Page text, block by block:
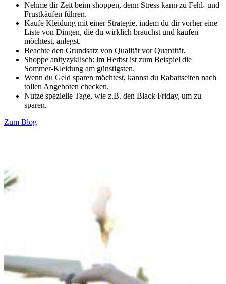
Nehme dir Zeit beim shoppen, denn Stress kann zu Fehl- und
Frustkäufen führen.
Kaufe Kleidung mit einer Strategie, indem du dir vorher eine
Liste von Dingen, die du wirklich brauchst und kaufen
möchtest, anlegst.
Beachte den Grundsatz von Qualität vor Quantität.
Shoppe anityzyklisch: im Herbst ist zum Beispiel die
Sommer-Kleidung am günstigsten.
Wenn du Geld sparen möchtest, kannst du Rabattseiten nach
tollen Angeboten checken.
Nutze spezielle Tage, wie z.B. den Black Friday, um zu
sparen.
Zum Blog